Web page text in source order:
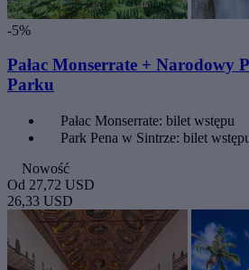
-5%
Pałac Monserrate + Narodowy
Parku
Pałac Monserrate: bilet wstępu
Park Pena w Sintrze: bilet
Nowość
Od 27,72 USD
26,33 USD